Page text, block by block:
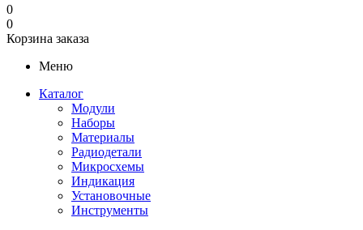
0
0
Корзина заказа
Меню
Каталог
Модули
Наборы
Материалы
Радиодетали
Микросхемы
Индикация
Установочные
Инструменты